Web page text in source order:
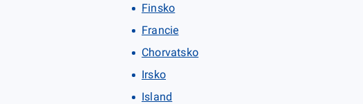
Finsko
Francie
Chorvatsko
Irsko
Island